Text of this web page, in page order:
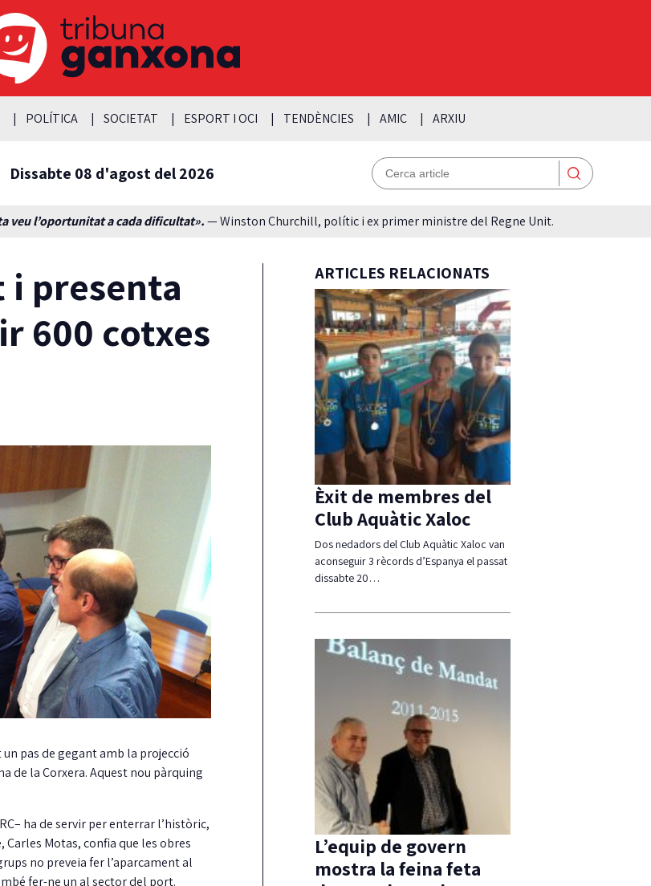
POLÍTICA SOCIETAT ESPORT I OCI TENDÈNCIES AMIC ARXIU
Dissabte 08 d'agost del 2026
veu l’oportunitat a cada dificultat».— Winston Churchill, polític i ex primer ministre del Regne Unit.
i presenta
600 cotxes
pas de gegant amb la projecció
de la Corxera. Aquest nou pàrquing
ha de servir per enterrar l’històric,
Motas, confia que les obres
no preveia fer l’aparcament al
fer-ne un al sector del port.
ARTICLES RELACIONATS
Èxit de membres del
Club Aquàtic Xaloc
Dos nedadors del Club Aquàtic Xaloc van
aconseguir 3 rècords d’Espanya el passat
dissabte 20…
L’equip de govern
mostra la feina feta